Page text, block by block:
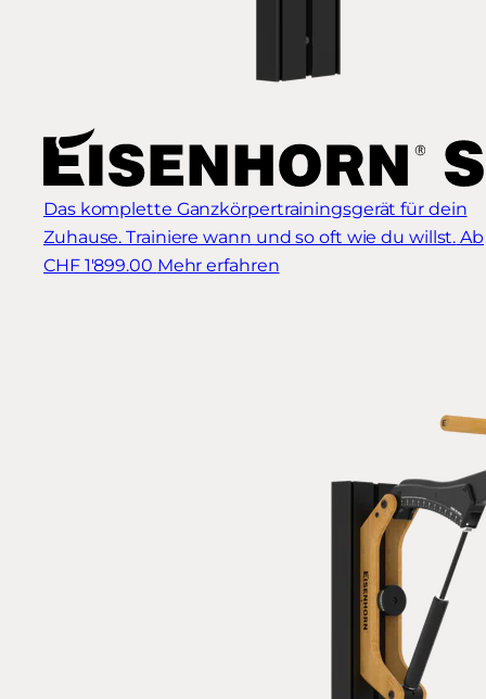
Das komplette Ganzkörpertrainingsgerät für dein
Zuhause. Trainiere wann und so oft wie du willst. Ab
CHF 1'899.00 Mehr erfahren